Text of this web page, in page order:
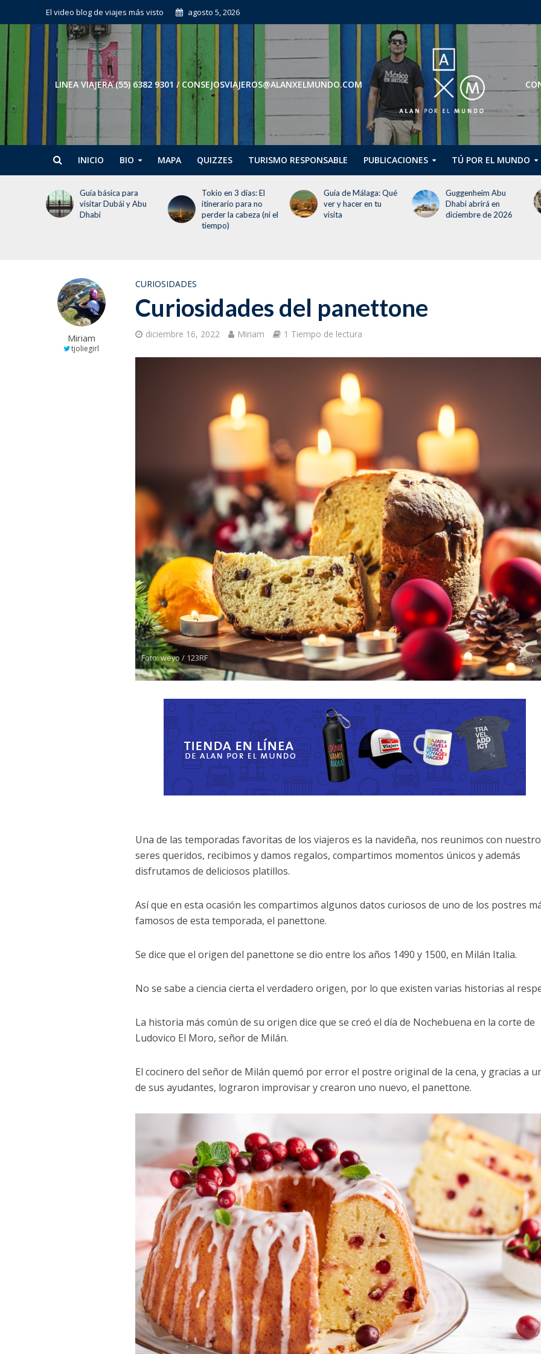
El video blog de viajes más visto agosto 5, 2026
LINEA VIAJERA (55) 6382 9301 / CONSEJOSVIAJEROS@ALANXELMUNDO.COM
INICIO BIO MAPA QUIZZES TURISMO RESPONSABLE PUBLICACIONES TÚ POR EL MUNDO
Tokio en 3 días: El
itinerario para no
perder la cabeza (ni el
Guía de Málaga: Qué
ver y hacer en tu
visita
Guggenheim Abu
Dhabi abrirá en
diciembre de 2026
Guía básica para
visitar Croacia
Miriam
tjoliegirl
CURIOSIDADES
Curiosidades del panettone
diciembre 16, 2022 Miriam 1 Tiempo de lectura
Foto: weyo / 123RF
Una de las temporadas favoritas de los viajeros es la navideña, nos reunimos con
seres queridos, recibimos y damos regalos, compartimos momentos únicos y además
disfrutamos de deliciosos platillos.
Así que en esta ocasión les compartimos algunos datos curiosos de uno de los postres
famosos de esta temporada, el panettone.
Se dice que el origen del panettone se dio entre los años 1490 y 1500, en Milán Italia.
No se sabe a ciencia cierta el verdadero origen, por lo que existen varias historias al
La historia más común de su origen dice que se creó el día de Nochebuena en la corte de
Ludovico El Moro, señor de Milán.
El cocinero del señor de Milán quemó por error el postre original de la cena, y gracias a
de sus ayudantes, lograron improvisar y crearon uno nuevo, el panettone.